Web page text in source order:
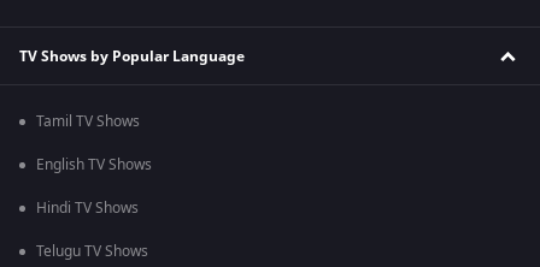
TV Shows by Popular Language
Tamil TV Shows
English TV Shows
Hindi TV Shows
Telugu TV Shows